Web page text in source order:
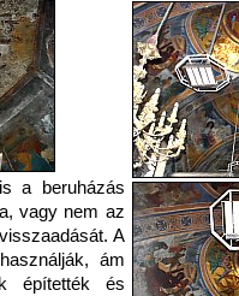
a beruházás
vagy nem az
A
ám
építették és